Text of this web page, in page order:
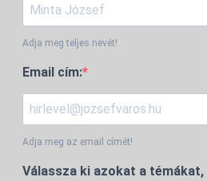
Adja meg teljes nevét!
Email cím:
Adja meg az email címét!
Válassza ki azokat a